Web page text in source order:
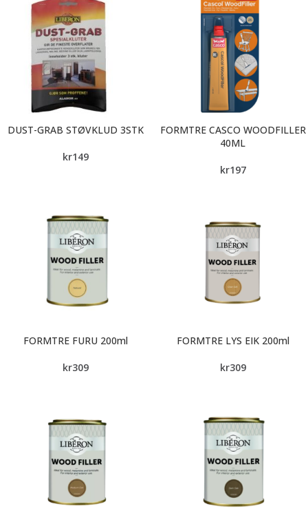
DUST-GRAB STØVKLUD 3STK
kr149
FORMTRE CASCO WOODFILLER
40ML
kr197
FORMTRE FURU 200ml
kr309
FORMTRE LYS EIK 200ml
kr309